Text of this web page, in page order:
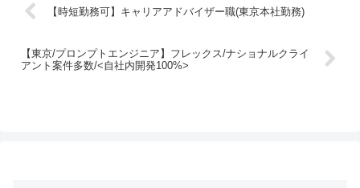
【時短勤務可】キャリアアドバイザー職(東京本社勤務)
【東京/プロンプトエンジニア】フレックス/ナショナルクライ
アント案件多数/<自社内開発100%>